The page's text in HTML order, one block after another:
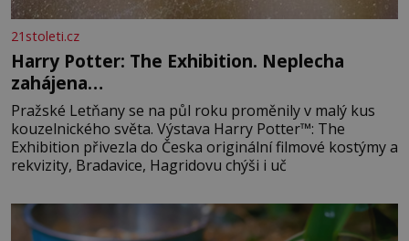
21stoleti.cz
Harry Potter: The Exhibition. Neplecha
zahájena…
Pražské Letňany se na půl roku proměnily v malý kus
kouzelnického světa. Výstava Harry Potter™: The
Exhibition přivezla do Česka originální filmové kostýmy a
rekvizity, Bradavice, Hagridovu chýši i uč